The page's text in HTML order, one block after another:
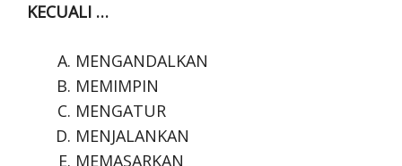
KECUALI …
MENGANDALKAN
MEMIMPIN
MENGATUR
MENJALANKAN
MEMASARKAN